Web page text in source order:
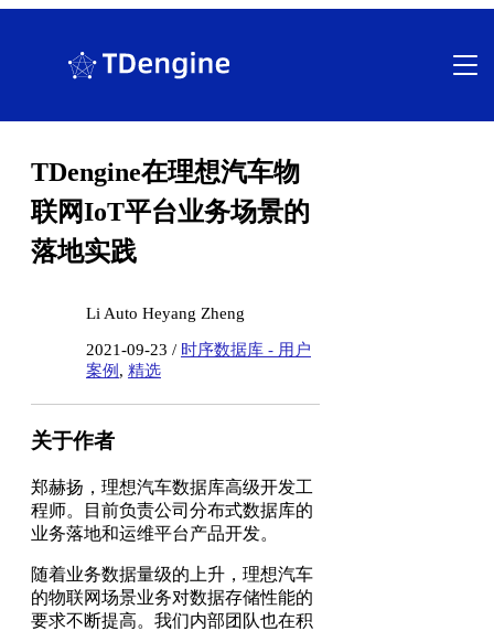
TDengine在理想汽车物
联网IoT平台业务场景的
落地实践
Li Auto Heyang Zheng
2021-09-23 / 时序数据库 - 用户
案例 , 精选
关于作者
郑赫扬，理想汽车数据库高级开发工
程师。目前负责公司分布式数据库的
业务落地和运维平台产品开发。
随着业务数据量级的上升，理想汽车
的物联网场景业务对数据存储性能的
要求不断提高。我们内部团队也在积